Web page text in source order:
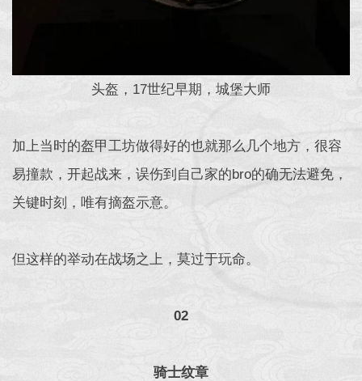
头盔，17世纪早期，城堡大师
加上当时的盔甲工坊做得好的也就那么几个地方，很容
易撞款，开起战来，误伤到自己家的bro的确无法避免，
关键时刻，唯有摘盔示意。
但这样的举动在战场之上，莫过于玩命。
02
骑士纹章